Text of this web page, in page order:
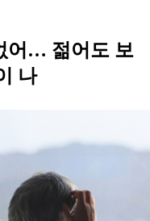
어… 젊어도 보
나